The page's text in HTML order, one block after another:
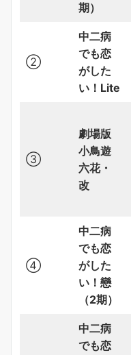
期）
②
中二病
でも恋
がした
い！Lite
③
劇場版
小鳥遊
六花・
改
④
中二病
でも恋
がした
い！戀
（2期）
中二病
でも恋